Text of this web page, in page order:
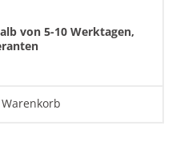
von 5-10 Werktagen,